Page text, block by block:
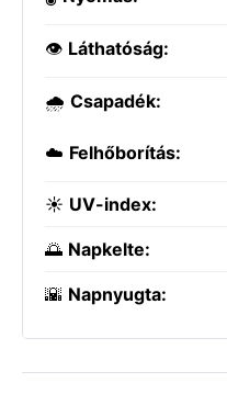
👁️ Láthatóság:
🌧️ Csapadék:
☁️ Felhőborítás:
☀️ UV-index:
🌅 Napkelte:
🌇 Napnyugta: